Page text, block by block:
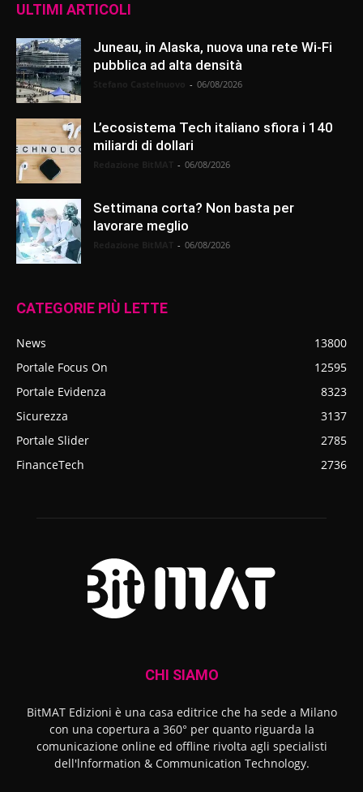
ULTIMI ARTICOLI
Juneau, in Alaska, nuova una rete Wi-Fi
pubblica ad alta densità
- 06/08/2026
L’ecosistema Tech italiano sfiora i 140
miliardi di dollari
- 06/08/2026
Settimana corta? Non basta per
lavorare meglio
- 06/08/2026
CATEGORIE PIÙ LETTE
News
13800
Portale Focus On
12595
Portale Evidenza
8323
Sicurezza
3137
Portale Slider
2785
FinanceTech
2736
CHI SIAMO
BitMAT Edizioni è una casa editrice che ha sede a Milano
con una copertura a 360° per quanto riguarda la
comunicazione online ed offline rivolta agli specialisti
dell'lnformation & Communication Technology.